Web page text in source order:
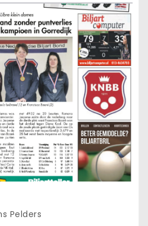
Pelders